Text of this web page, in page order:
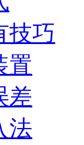
技巧
置
差
法